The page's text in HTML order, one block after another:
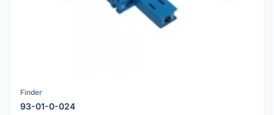
Finder
93-01-0-024